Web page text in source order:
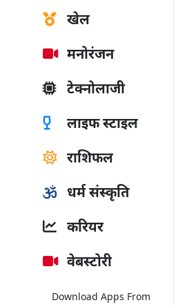
खेल
मनोरंजन
टेक्नोलाजी
लाइफ स्टाइल
राशिफल
धर्म संस्कृति
करियर
वेबस्टोरी
Download Apps From